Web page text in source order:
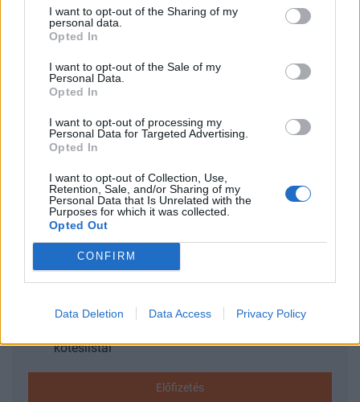
I want to opt-out of the Sharing of my
personal data.
Opted In
I want to opt-out of the Sale of my
Personal Data.
Opted In
I want to opt-out of processing my
Personal Data for Targeted Advertising.
Opted In
I want to opt-out of Collection, Use,
Retention, Sale, and/or Sharing of my
Personal Data that Is Unrelated with the
Purposes for which it was collected.
Opted Out
CONFIRM
Data Deletion Data Access Privacy Policy
Egy 100 millió dolláros új alap. Portfolio.hu: Hogyan
mutatható be a Riverside? Nagy István: A vállalat 1988-as
tavaly 15 befektetés történt. A cél megfelelő
méretnagysággal rendelkező, nyereséges, jól vezetett, saját
szakterületén a piacvezető szereplők közé sorolható kis- és
középes méretű cégek többségi...
KEDVES OLVASÓNK!
A keresett cikk a portfolio.hu hírarchívumához
regisztrációhoz kötött.
Az előfizetés a következőket tartalmazza:
Portfolio.hu teljes cikkarchívum
kötéslistái
Előfizetés